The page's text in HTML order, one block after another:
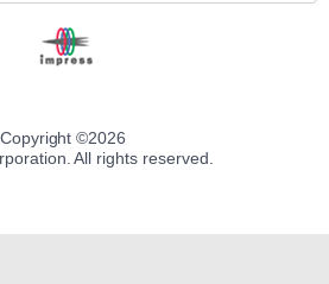
Copyright ©2026
All rights reserved.